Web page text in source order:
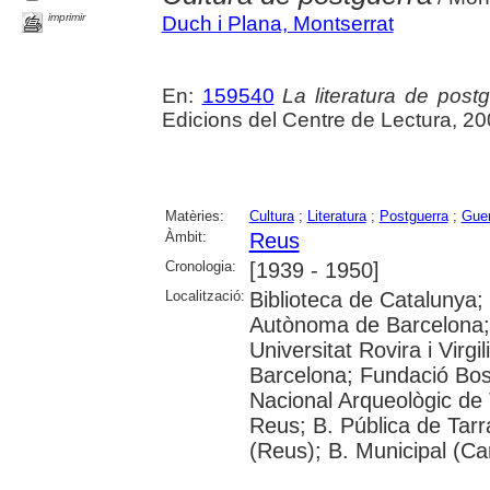
imprimir
Duch i Plana, Montserrat
En: 159540 La literatura de
Edicions del Centre de Lectura,
Matèries: Cultura; Literatura; Postguerra;
Àmbit:
Reus
Cronologia: [1939 - 1950]
Localització: Biblioteca de
Autònoma de
Universitat Rovira i
Barcelona; Fundació
Nacional Arqueològic
Reus; B. Pública de
(Reus); B. Municipal